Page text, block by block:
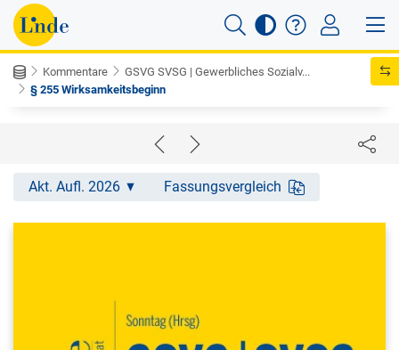
Kommentare
GSVG SVSG | Gewerbliches Sozialv...
§ 255 Wirksamkeitsbeginn
Akt. Aufl. 2026 Fassungsvergleich